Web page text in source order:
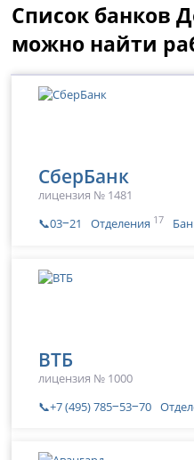
Список банков
можно найти
СберБанк
лицензия № 1481
📞03‒21
Отделения 17
ВТБ
лицензия № 1000
📞+7 (495) 785‒53‒70